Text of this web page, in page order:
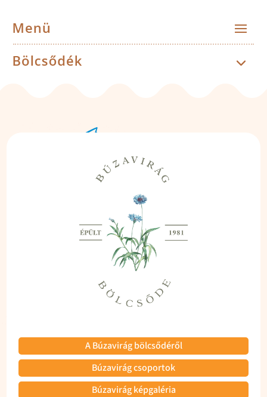
A Búzavirág bölcsődéről
Búzavirág csoportok
Búzavirág képgaléria